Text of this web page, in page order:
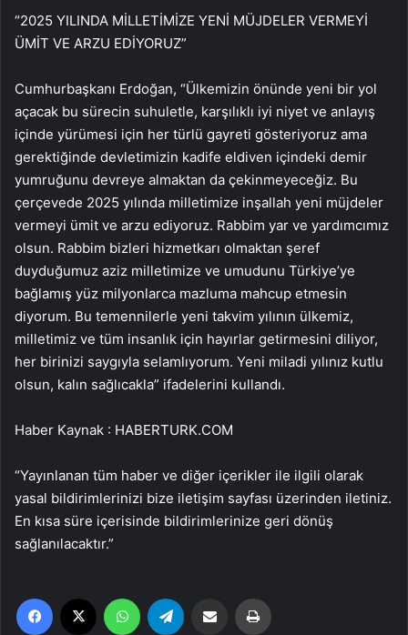
“2025 YILINDA MİLLETİMİZE YENİ MÜJDELER VERMEYİ
ÜMİT VE ARZU EDİYORUZ”
Cumhurbaşkanı Erdoğan, “Ülkemizin önünde yeni bir yol
açacak bu sürecin suhuletle, karşılıklı iyi niyet ve anlayış
içinde yürümesi için her türlü gayreti gösteriyoruz ama
gerektiğinde devletimizin kadife eldiven içindeki demir
yumruğunu devreye almaktan da çekinmeyeceğiz. Bu
çerçevede 2025 yılında milletimize inşallah yeni müjdeler
vermeyi ümit ve arzu ediyoruz. Rabbim yar ve yardımcımız
olsun. Rabbim bizleri hizmetkarı olmaktan şeref
duyduğumuz aziz milletimize ve umudunu Türkiye’ye
bağlamış yüz milyonlarca mazluma mahcup etmesin
diyorum. Bu temennilerle yeni takvim yılının ülkemiz,
milletimiz ve tüm insanlık için hayırlar getirmesini diliyor,
her birinizi saygıyla selamlıyorum. Yeni miladi yılınız kutlu
olsun, kalın sağlıcakla” ifadelerini kullandı.
Haber Kaynak : HABERTURK.COM
“Yayınlanan tüm haber ve diğer içerikler ile ilgili olarak
yasal bildirimlerinizi bize iletişim sayfası üzerinden iletiniz.
En kısa süre içerisinde bildirimlerinize geri dönüş
sağlanılacaktır.”
Facebook WhatsApp Email'den paylaş